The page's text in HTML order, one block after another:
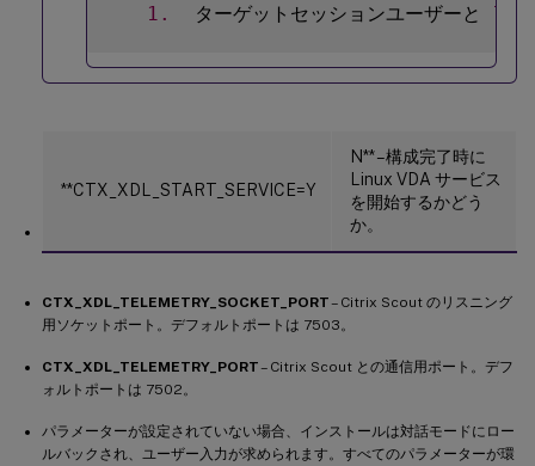
1.
  ターゲットセッションユーザーと
700
**CTX_XDL_START_SERVICE=Y
N** – 構成完了時に
Linux VDA サービス
を開始するかどう
か。
CTX_XDL_TELEMETRY_SOCKET_PORT– Citrix Scout のリスニング
用ソケットポート。デフォルトポートは 7503。
CTX_XDL_TELEMETRY_PORT– Citrix Scout との通信用ポート。デフ
ォルトポートは 7502。
パラメーターが設定されていない場合、インストールは対話モードにロー
ルバックされ、ユーザー入力が求められます。すべてのパラメーターが環